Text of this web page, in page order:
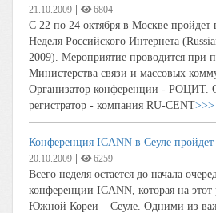
21.10.2009 6804
C 22 по 24 октября в Москве пройдет
Неделя Российского Интернета
2009). Мероприятие проводится при
Министерства связи и массовых
Организатор конференции - РОЦИТ.
регистратор - компания RU-CENT>>>
Конференция ICANN в Сеуле
20.10.2009 6259
Всего неделя остается до начала
конференции ICANN, которая на этот
Южной Кореи – Сеуле. Одними из